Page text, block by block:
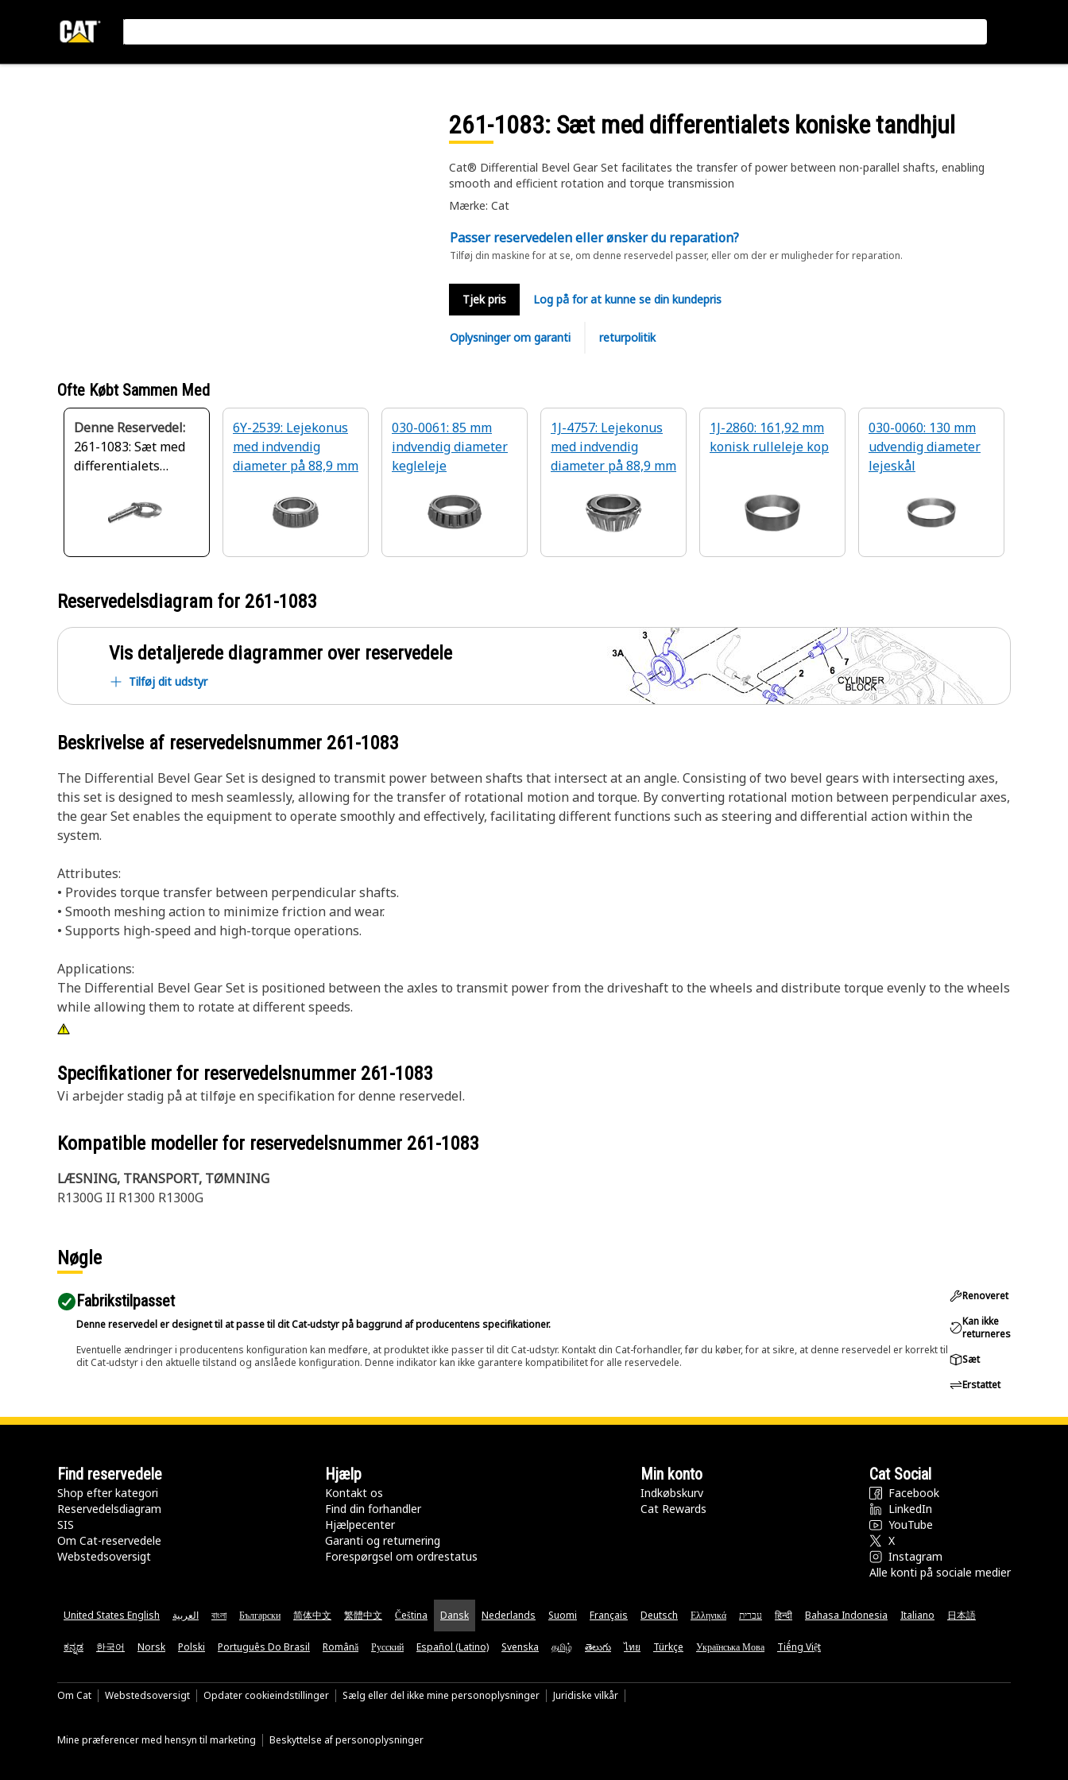
261-1083: Sæt med differentialets koniske tandhjul
Cat® Differential Bevel Gear Set facilitates the transfer of power between non-parallel shafts, enabling
smooth and efficient rotation and torque transmission
Mærke: Cat
Passer reservedelen eller ønsker du reparation?
Tilføj din maskine for at se, om denne reservedel passer, eller om der er muligheder for reparation.
Tjek pris Log på for at kunne se din kundepris
Oplysninger om garanti returpolitik
Ofte Købt Sammen Med
Denne Reservedel:
261-1083: Sæt med
differentialets
6Y-2539: Lejekonus
med indvendig
diameter på 88,9 mm
030-0061: 85 mm
indvendig diameter
kegleleje
1J-4757: Lejekonus
med indvendig
diameter på 88,9 mm
1J-2860: 161,92 mm
konisk rulleleje kop
030-0060: 130 mm
udvendig diameter
lejeskål
Reservedelsdiagram for 261-1083
Vis detaljerede diagrammer over reservedele
Tilføj dit udstyr
Beskrivelse af reservedelsnummer 261-1083
The Differential Bevel Gear Set is designed to transmit power between shafts that intersect at an angle. Consisting of two bevel gears with intersecting axes,
this set is designed to mesh seamlessly, allowing for the transfer of rotational motion and torque. By converting rotational motion between perpendicular axes,
the gear Set enables the equipment to operate smoothly and effectively, facilitating different functions such as steering and differential action within the
system.
Attributes:
• Provides torque transfer between perpendicular shafts.
• Smooth meshing action to minimize friction and wear.
• Supports high-speed and high-torque operations.
Applications:
The Differential Bevel Gear Set is positioned between the axles to transmit power from the driveshaft to the wheels and distribute torque evenly to the wheels
while allowing them to rotate at different speeds.
Specifikationer for reservedelsnummer 261-1083
Vi arbejder stadig på at tilføje en specifikation for denne reservedel.
Kompatible modeller for reservedelsnummer 261-1083
LÆSNING, TRANSPORT, TØMNING
R1300G II R1300 R1300G
Nøgle
Fabrikstilpasset
Denne reservedel er designet til at passe til dit Cat-udstyr på baggrund af producentens specifikationer.
Eventuelle ændringer i producentens konfiguration kan medføre, at produktet ikke passer til dit Cat-udstyr. Kontakt din Cat-forhandler, før du køber, for at sikre, at denne reservedel er korrekt til
dit Cat-udstyr i den aktuelle tilstand og anslåede konfiguration. Denne indikator kan ikke garantere kompatibilitet for alle reservedele.
Renoveret
Kan ikke
returneres
Sæt
Erstattet
Find reservedele
Shop efter kategori
Reservedelsdiagram
SIS
Om Cat-reservedele
Webstedsoversigt
Hjælp
Kontakt os
Find din forhandler
Hjælpecenter
Garanti og returnering
Forespørgsel om ordrestatus
Min konto
Indkøbskurv
Cat Rewards
Cat Social
Facebook
LinkedIn
YouTube
X
Instagram
Alle konti på sociale medier
United States English العربية বাংলা Български 简体中文 繁體中文 Čeština Dansk Nederlands Suomi Français Deutsch Ελληνικά עברית हिन्दी Bahasa Indonesia Italiano 日本語
ಕನ್ನಡ 한국어 Norsk Polski Português Do Brasil Română Русский Español (Latino) Svenska தமிழ் తెలుగు ไทย Türkçe Українська Мова Tiếng Việt
Om Cat Webstedsoversigt Opdater cookieindstillinger Sælg eller del ikke mine personoplysninger Juridiske vilkår
Mine præferencer med hensyn til marketing Beskyttelse af personoplysninger